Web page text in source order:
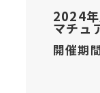
2024
マチュ
開催期